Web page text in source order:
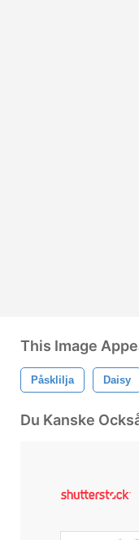
This Image
Påsklilja Daisy
Du Kanske